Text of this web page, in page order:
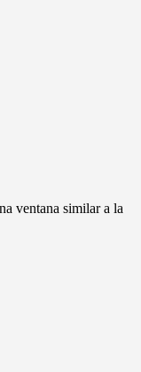
ventana similar a la